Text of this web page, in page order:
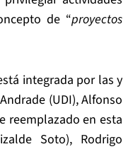
de “proyectos
integrada por las y
(UDI), Alfonso
reemplazado en esta
Soto), Rodrigo